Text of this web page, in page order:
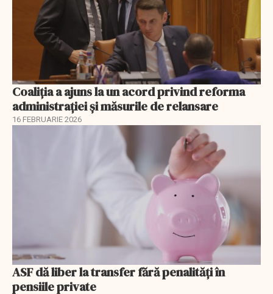
Coaliția a ajuns la un acord privind reforma
administrației și măsurile de relansare
16 FEBRUARIE 2026
ASF dă liber la transfer fără penalități în
pensiile private